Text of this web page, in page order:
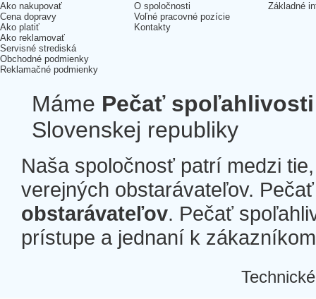
Ako nakupovať
Cena dopravy
Ako platiť
Ako reklamovať
Servisné strediská
Obchodné podmienky
Reklamačné podmienky
O spoločnosti
Voľné pracovné pozície
Kontakty
Základné
Máme Pečať spoľahlivosti
Slovenskej republiky
Naša spoločnosť patrí medzi
verejných obstarávateľov.
obstarávateľov. Pečať
prístupe a jednaní k